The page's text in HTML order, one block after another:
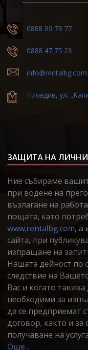
0888 00 73 77
0888 47 75 23
info@rentalbg.com
Пловдив, ул.
ЗАЩИТА НА
Ние събираме
при водене на
възлагане на
пощата, като
www.rentalbg.com, а
сайта, при
изпращане на
Нашата дейност по
следствие на
Вас и когато
необходими за
да се предприемат
договор, както и за
получаване на
Още...